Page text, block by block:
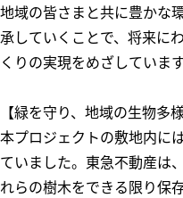
地域の皆さまと共に豊かな
承していくことで、将来に
くりの実現をめざしています
【緑を守り、地域の生物多
本プロジェクトの敷地内に
ていました。東急不動産は
れらの樹木をできる限り保